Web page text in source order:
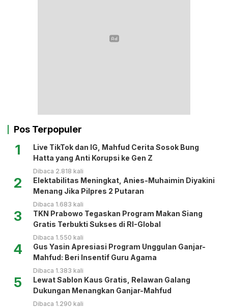
Pos Terpopuler
1
Live TikTok dan IG, Mahfud Cerita Sosok Bung
Hatta yang Anti Korupsi ke Gen Z
Dibaca 2.818 kali
2
Elektabilitas Meningkat, Anies-Muhaimin Diyakini
Menang Jika Pilpres 2 Putaran
Dibaca 1.683 kali
3
TKN Prabowo Tegaskan Program Makan Siang
Gratis Terbukti Sukses di RI-Global
Dibaca 1.550 kali
4
Gus Yasin Apresiasi Program Unggulan Ganjar-
Mahfud: Beri Insentif Guru Agama
Dibaca 1.383 kali
5
Lewat Sablon Kaus Gratis, Relawan Galang
Dukungan Menangkan Ganjar-Mahfud
Dibaca 1.290 kali